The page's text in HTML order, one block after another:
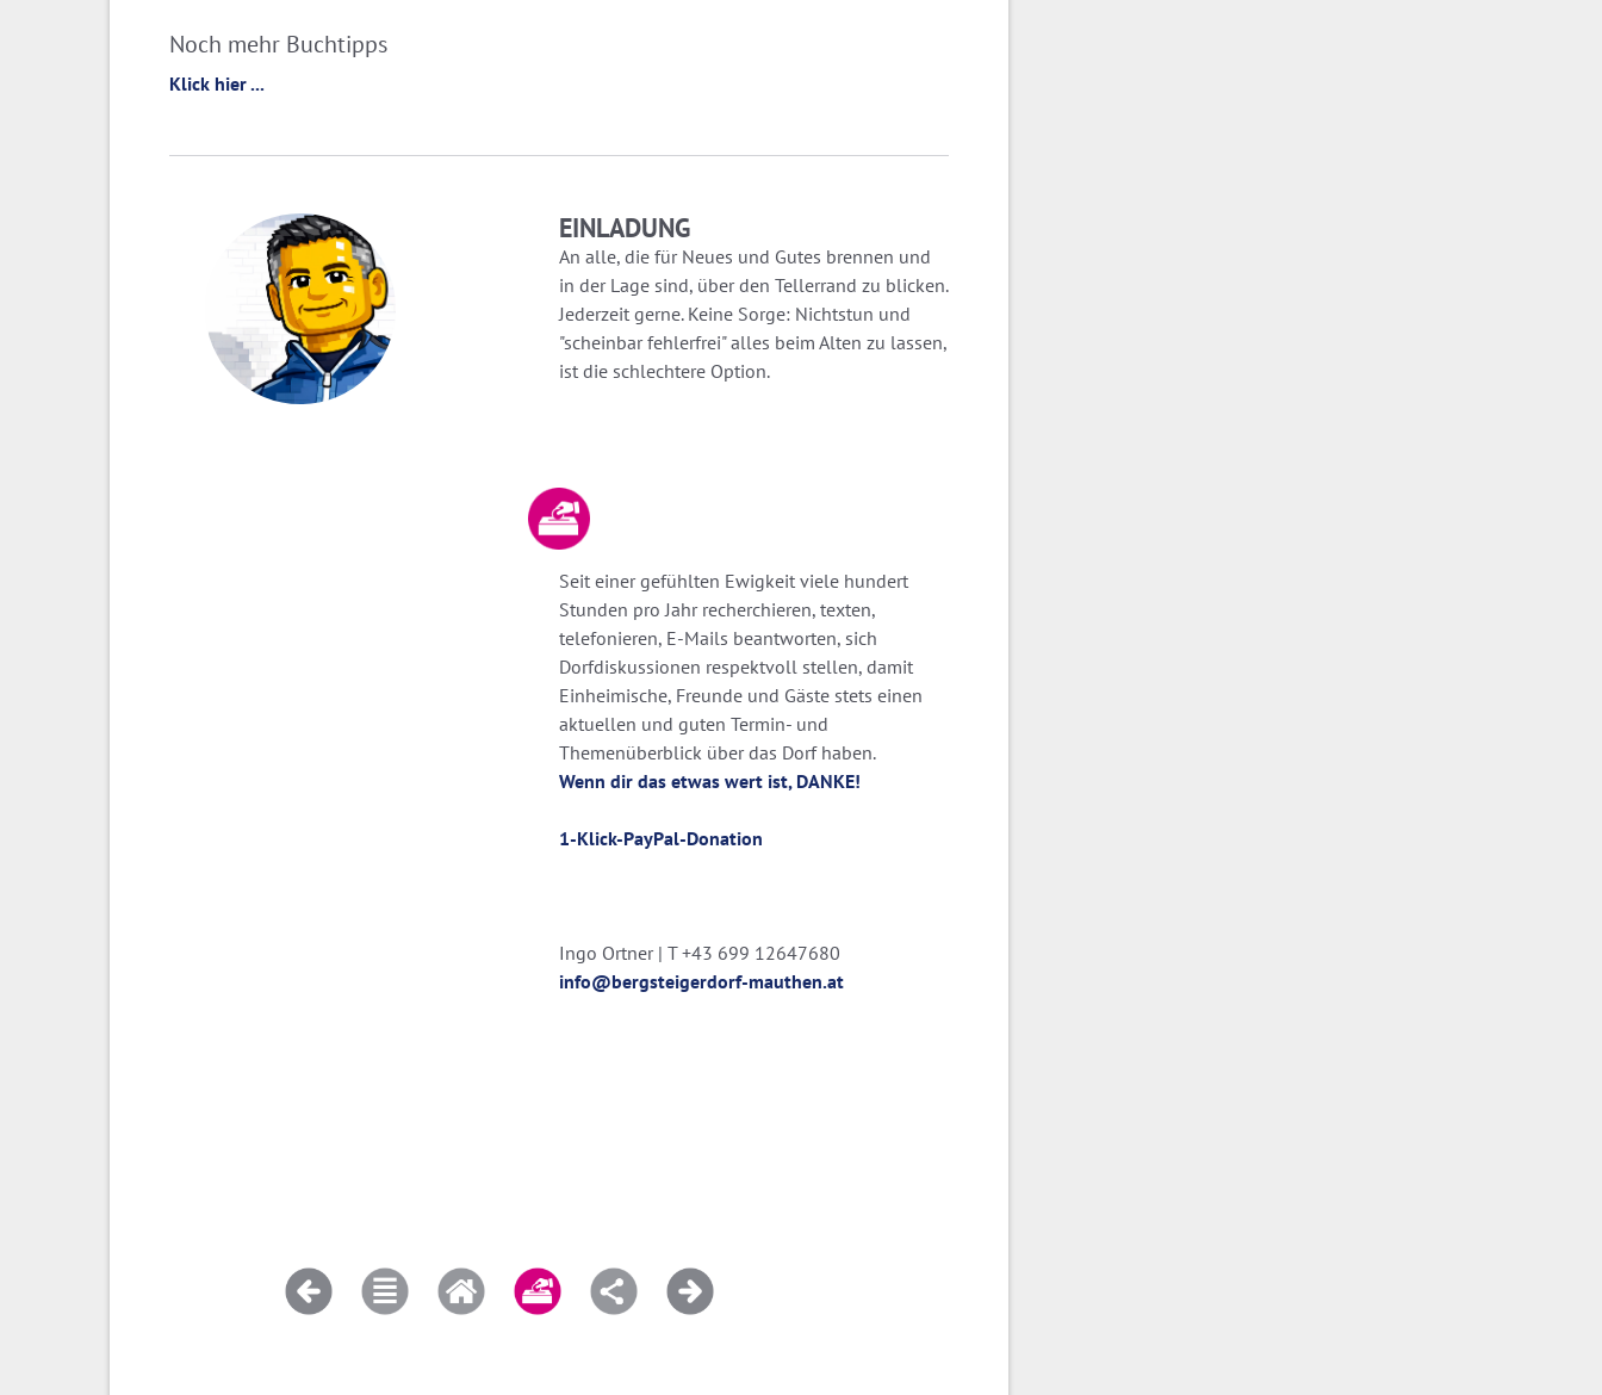
Noch mehr Buchtipps
Klick hier ...
EINLADUNG
An alle, die für Neues und Gutes brennen und
in der Lage sind, über den Tellerrand zu blicken.
Jederzeit gerne. Keine Sorge: Nichtstun und
"scheinbar fehlerfrei" alles beim Alten zu lassen,
ist die schlechtere Option.
Seit einer gefühlten Ewigkeit viele hundert
Stunden pro Jahr recherchieren, texten,
telefonieren, E-Mails beantworten, sich
Dorfdiskussionen respektvoll stellen, damit
Einheimische, Freunde und Gäste stets einen
aktuellen und guten Termin- und
Themenüberblick über das Dorf haben.
Wenn dir das etwas wert ist, DANKE!
1-Klick-PayPal-Donation
Ingo Ortner | T +43 699 12647680
info@bergsteigerdorf-mauthen.at